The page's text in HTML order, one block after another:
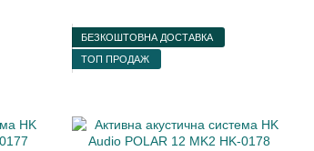
БЕЗКОШТОВНА ДОСТАВКА
ТОП ПРОДАЖ